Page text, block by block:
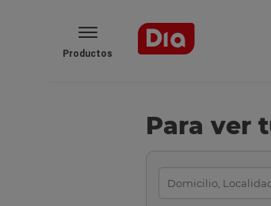
Productos
Para ver